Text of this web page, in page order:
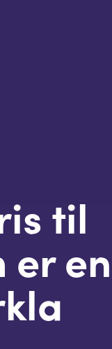
til
er en